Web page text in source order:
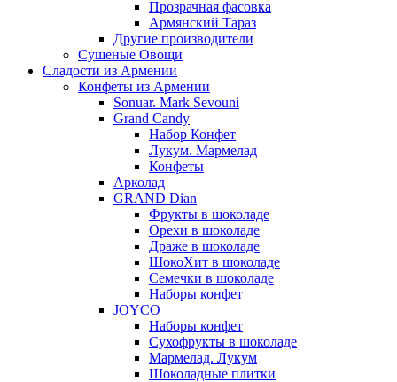
Прозрачная фасовка
Армянский Тараз
Другие производители
Сушеные Овощи
Сладости из Армении
Конфеты из Армении
Sonuar. Mark Sevouni
Grand Candy
Набор Конфет
Лукум. Мармелад
Конфеты
Арколад
GRAND Dian
Фрукты в шоколаде
Орехи в шоколаде
Драже в шоколаде
ШокоХит в шоколаде
Семечки в шоколаде
Наборы конфет
JOYCO
Наборы конфет
Сухофрукты в шоколаде
Мармелад. Лукум
Шоколадные плитки